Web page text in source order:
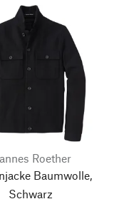
Roether
Baumwolle,
Schwarz